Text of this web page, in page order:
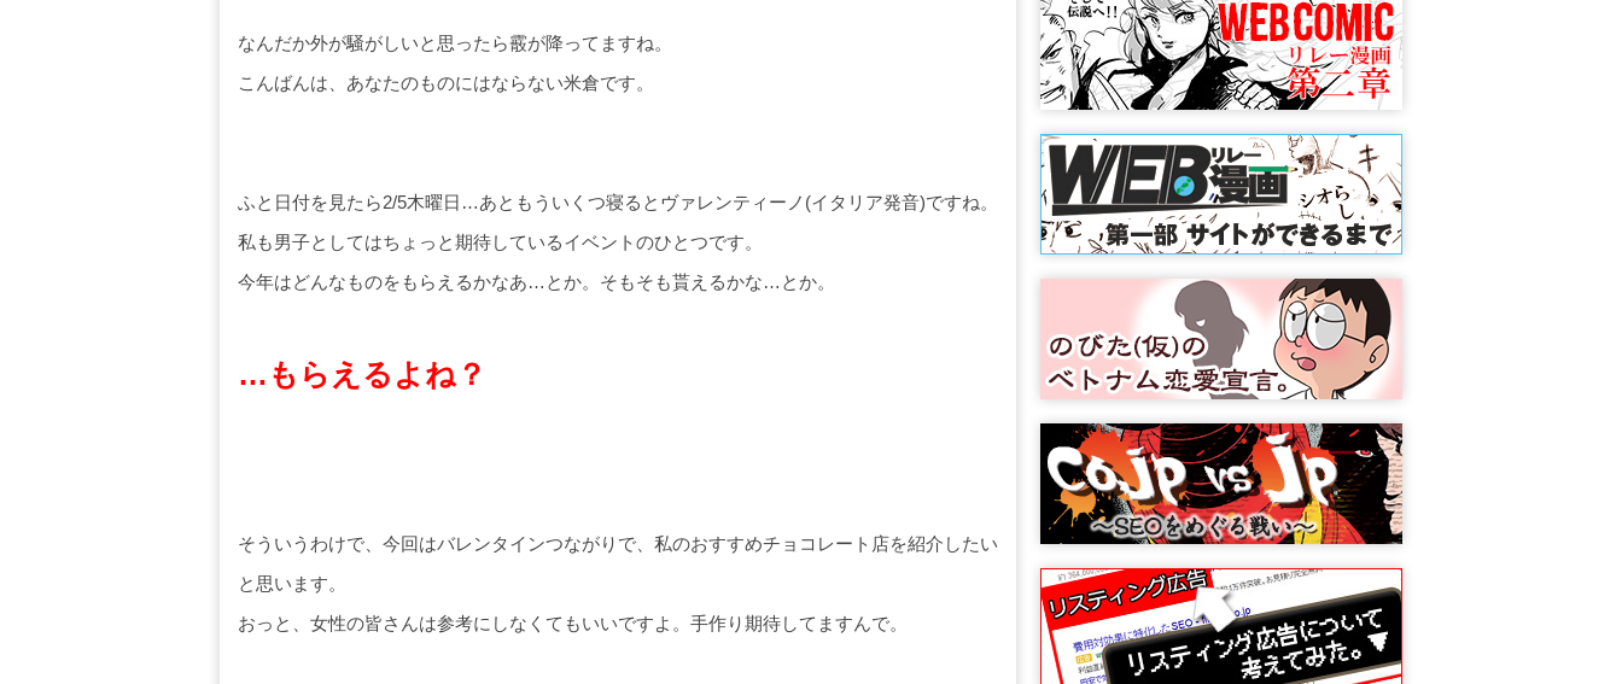
なんだか外が騒がしいと思ったら霰が降ってますね。
こんばんは、あなたのものにはならない米倉です。
ふと日付を見たら2/5木曜日…あともういくつ寝るとヴァレンティーノ(イタリア発音)ですね。
私も男子としてはちょっと期待しているイベントのひとつです。
今年はどんなものをもらえるかなあ…とか。そもそも貰えるかな…とか。
…もらえるよね？
そういうわけで、今回はバレンタインつながりで、私のおすすめチョコレート店を紹介したい
と思います。
おっと、女性の皆さんは参考にしなくてもいいですよ。手作り期待してますんで。